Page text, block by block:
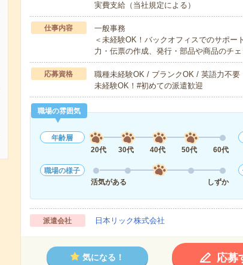
実費支給（当社規定による）
仕事内容
一般事務
＜未経験OK！バックオフィスでのサポー
力・伝票の作成、発行・部品や商品のチ
応募資格
職種未経験OK / ブランクOK / 英語力不要
未経験OK！#初めての派遣歓迎
職場の雰囲気
年齢層
20代
30代 40代 50代 60代
職場の様子
活気がある
しずか
派遣会社 日本リック株式会社
気になる！ 応募